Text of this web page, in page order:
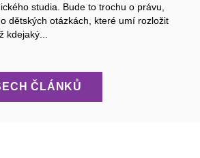
studia. Bude to trochu o právu,
dětských otázkách, které umí rozložit
kdejaký...
ČLÁNKŮ